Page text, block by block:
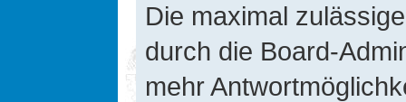
Die maximal
durch die Board-
mehr